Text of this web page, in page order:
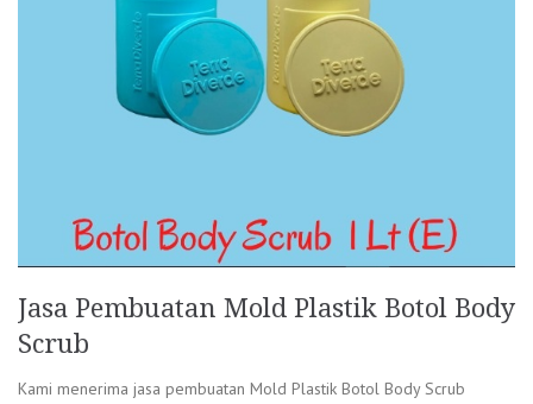
Jasa Pembuatan Mold Plastik Botol Body
Scrub
Kami menerima jasa pembuatan Mold Plastik Botol Body Scrub